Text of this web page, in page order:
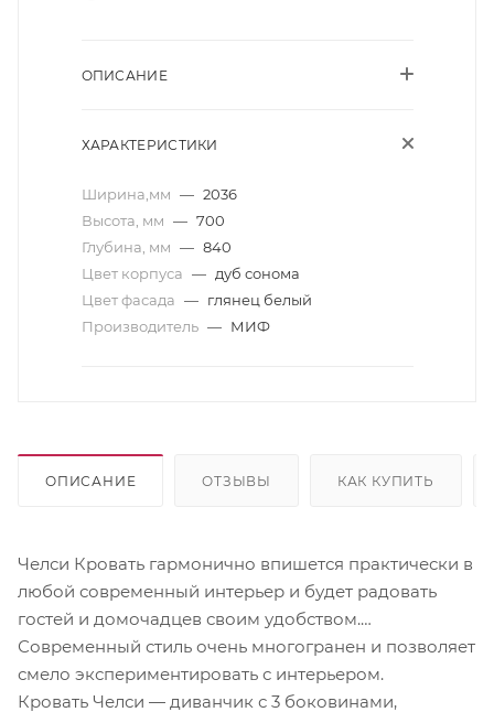
ОПИСАНИЕ
ХАРАКТЕРИСТИКИ
Ширина,мм — 2036
Высота, мм — 700
Глубина, мм — 840
Цвет корпуса — дуб сонома
Цвет фасада — глянец белый
Производитель — МИФ
ОПИСАНИЕ ОТЗЫВЫ КАК КУПИТЬ
Челси Кровать гармонично впишется практически в
любой современный интерьер и будет радовать
гостей и домочадцев своим удобством.
Современный стиль очень многогранен и позволяет
смело экспериментировать с интерьером.
Кровать Челси — диванчик с 3 боковинами,